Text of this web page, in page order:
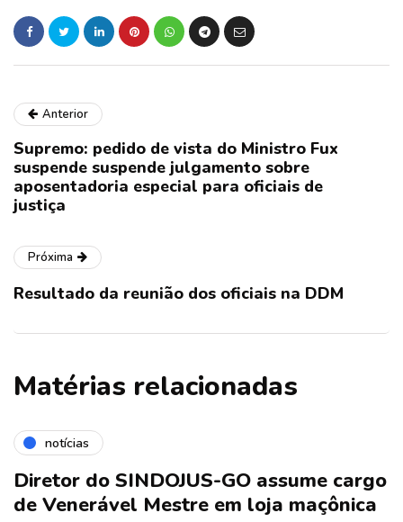
Anterior
Supremo: pedido de vista do Ministro Fux
suspende suspende julgamento sobre
aposentadoria especial para oficiais de
justiça
Próxima
Resultado da reunião dos oficiais na DDM
Matérias relacionadas
notícias
Diretor do SINDOJUS-GO assume cargo
de Venerável Mestre em loja maçônica